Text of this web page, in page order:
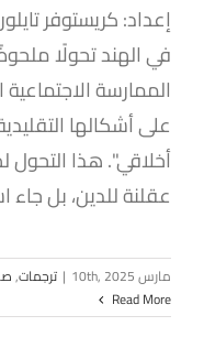
إعداد: كريستوفر
في الهند تحولًا
الممارسة
على أشكالها
أخلاقي". هذا التحول
عقلنة للدين، بل جاء
مارس 10th, 2025 | ترجمات,
Read More